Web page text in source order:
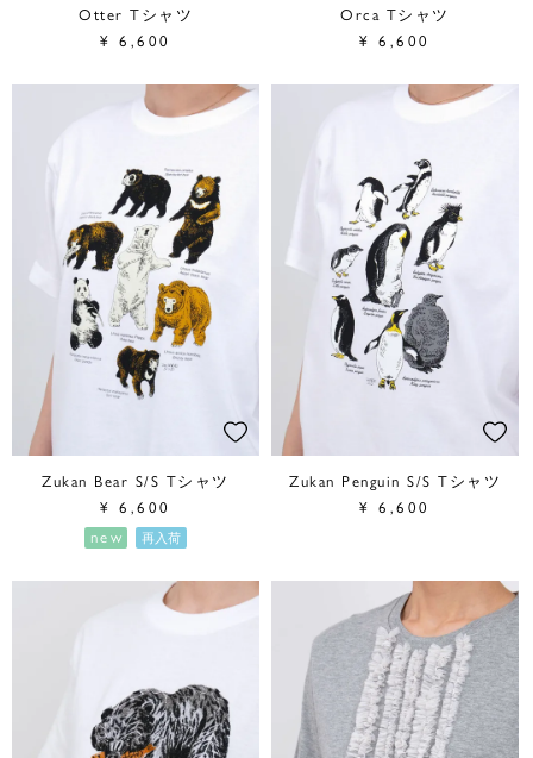
Otter Tシャツ
¥ 6,600
Orca Tシャツ
¥ 6,600
Zukan Bear S/S Tシャツ
¥ 6,600
new
再入荷
Zukan Penguin S/S Tシャツ
¥ 6,600